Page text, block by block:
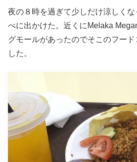
夜の８時を過ぎて少しだけ涼しく
べに出かけた。近くにMelaka
グモールがあったのでそこのフー
した。